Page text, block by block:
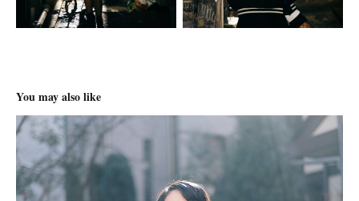
You may also like